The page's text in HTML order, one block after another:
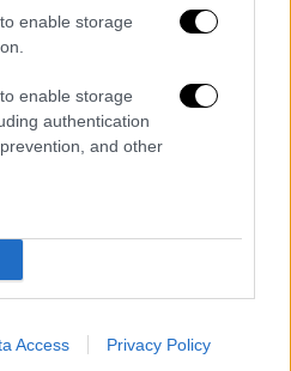
enable storage
enable storage
authentication
and other
Access Privacy Policy
δεν έχει
μόνο τηλεφωνικά